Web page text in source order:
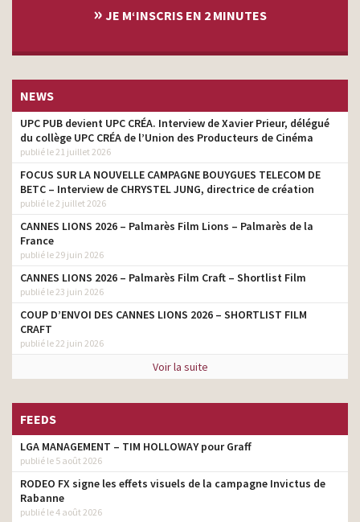
Leroy Merlin – Tom & sa
maman – Nourah & son
monteur
fille Paloma
100% électrique
monteur
Fixter – N’entretenez plus
votre voiture
Burger King – Les Masters
du Chef Dabiz Muñoz
monteur
R5 est de retour – La
R5volution, une idée
française
Krys – Bataille de style –
Solaires
Uber Eats – C’est bon de
décommander – Sophie
Marceau, Lena Situations,
On peut tout contrôler,
sauf l’imagination
monteur
Krys – La confiance vous
va si bien – La porte
monteur
McDonald’s – Grand
Chicago Classic
» JE M‘INSCRIS EN 2 MINUTES
NEWS
UPC PUB devient UPC CRÉA. Interview de Xavier Prieur, délégué
du collège UPC CRÉA de l’Union des Producteurs de Cinéma
publié le 21 juillet 2026
FOCUS SUR LA NOUVELLE CAMPAGNE BOUYGUES TELECOM DE
BETC – Interview de CHRYSTEL JUNG, directrice de création
publié le 2 juillet 2026
CANNES LIONS 2026 – Palmarès Film Lions – Palmarès de la
France
publié le 29 juin 2026
CANNES LIONS 2026 – Palmarès Film Craft – Shortlist Film
publié le 23 juin 2026
COUP D’ENVOI DES CANNES LIONS 2026 – SHORTLIST FILM
CRAFT
publié le 22 juin 2026
Voir la suite
FEEDS
LGA MANAGEMENT – TIM HOLLOWAY pour Graff
publié le 5 août 2026
RODEO FX signe les effets visuels de la campagne Invictus de
Rabanne
publié le 4 août 2026